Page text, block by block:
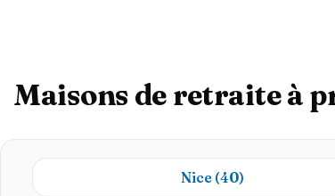
Maisons de retraite à
Nice (40)